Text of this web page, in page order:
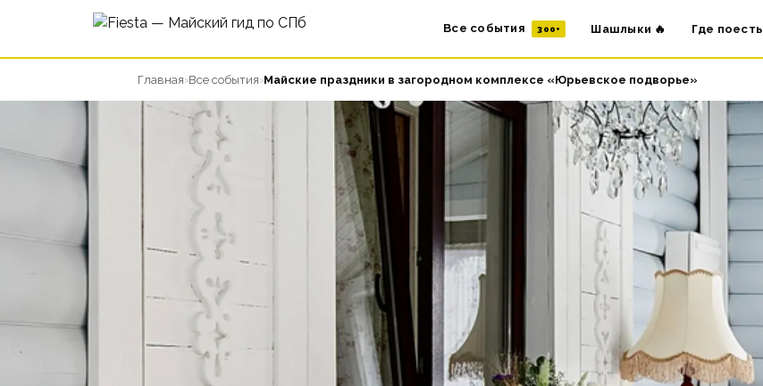
Все события 300+ Шашлыки 🔥 Где поесть
Главная›Все события›Майские праздники в загородном комплексе «Юрьевское подворье»